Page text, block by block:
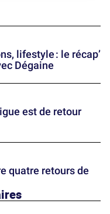
lifestyle : le récap’
Dégaine
est de retour
quatre retours de